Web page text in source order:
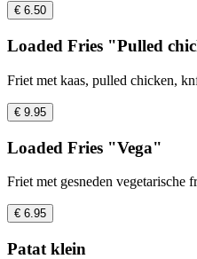
€ 6.50
Loaded Fries "Pulled
Friet met kaas, pulled chicken,
€ 9.95
Loaded Fries "Vega"
Friet met gesneden vegetarische
€ 6.95
Patat klein